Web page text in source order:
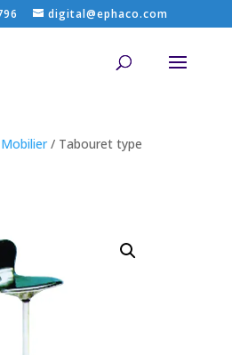
digital@ephaco.com
Mobilier/ Tabouret type